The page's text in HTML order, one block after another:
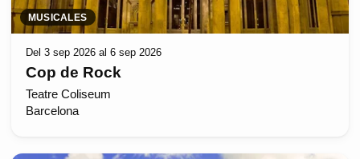
MUSICALES
Del 3 sep 2026 al 6 sep 2026
Cop de Rock
Teatre Coliseum
Barcelona